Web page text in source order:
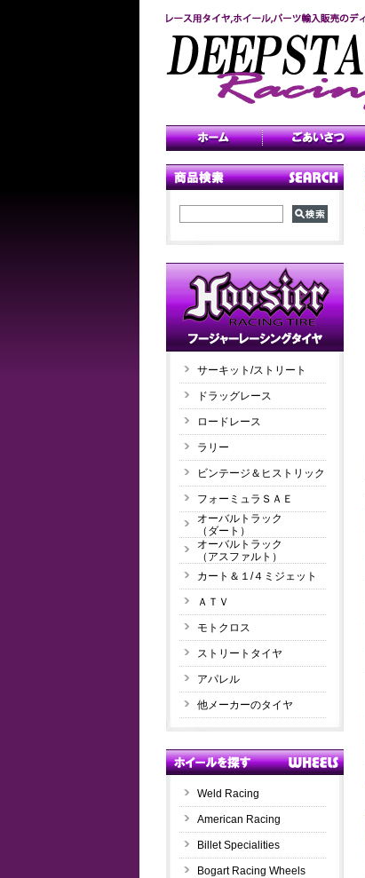
サーキット/ストリート
ドラッグレース
ロードレース
ラリー
ビンテージ＆ヒストリック
フォーミュラＳＡＥ
オーバルトラック
（ダート）
オーバルトラック
（アスファルト）
カート＆１/４ミジェット
ＡＴＶ
モトクロス
ストリートタイヤ
アパレル
他メーカーのタイヤ
Weld Racing
American Racing
Billet Specialities
Bogart Racing Wheels